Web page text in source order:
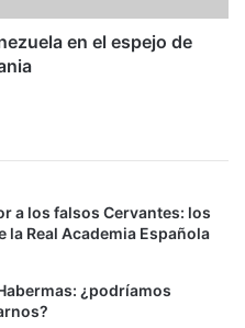
en el espejo de
a los falsos Cervantes: los
Real Academia Española
¿podríamos